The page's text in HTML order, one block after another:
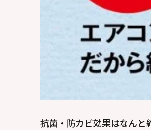
抗菌・防カビ効果はなんと